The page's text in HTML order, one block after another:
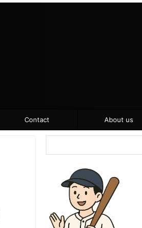
Contact About us